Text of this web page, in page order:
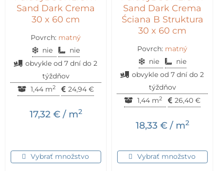
Sand Dark Crema
30 x 60 cm
Povrch: matný
nie
nie
obvykle od 7 dní do 2
týždňov
1,44 m2 24,94 €
17,32 €/ m2
Vybrať množstvo
Sand Dark Crema
Ściana B Struktura
30 x 60 cm
Povrch: matný
nie
nie
obvykle od 7 dní do 2
týždňov
1,44 m2 26,40 €
18,33 €/ m2
Vybrať množstvo